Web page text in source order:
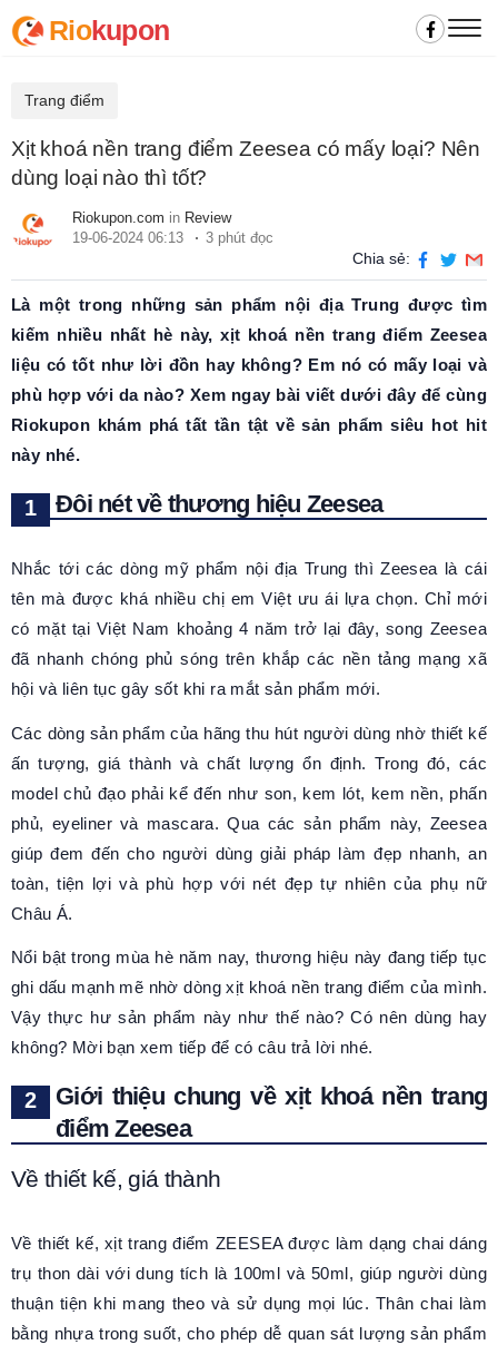
Riokupon
Trang điểm
Xịt khoá nền trang điểm Zeesea có mấy loại? Nên
dùng loại nào thì tốt?
Riokupon.com in Review
19-06-2024 06:13
3 phút đọc
Chia sẻ:
Là một trong những sản phẩm nội địa Trung được tìm
kiếm nhiều nhất hè này, xịt khoá nền trang điểm Zeesea
liệu có tốt như lời đồn hay không? Em nó có mấy loại và
phù hợp với da nào? Xem ngay bài viết dưới đây để cùng
Riokupon khám phá tất tần tật về sản phẩm siêu hot hit
này nhé.
Đôi nét về thương hiệu Zeesea
Nhắc tới các dòng mỹ phẩm nội địa Trung thì Zeesea là cái
tên mà được khá nhiều chị em Việt ưu ái lựa chọn. Chỉ mới
có mặt tại Việt Nam khoảng 4 năm trở lại đây, song Zeesea
đã nhanh chóng phủ sóng trên khắp các nền tảng mạng xã
hội và liên tục gây sốt khi ra mắt sản phẩm mới.
Các dòng sản phẩm của hãng thu hút người dùng nhờ thiết kế
ấn tượng, giá thành và chất lượng ổn định. Trong đó, các
model chủ đạo phải kể đến như son, kem lót, kem nền, phấn
phủ, eyeliner và mascara. Qua các sản phẩm này, Zeesea
giúp đem đến cho người dùng giải pháp làm đẹp nhanh, an
toàn, tiện lợi và phù hợp với nét đẹp tự nhiên của phụ nữ
Châu Á.
Nổi bật trong mùa hè năm nay, thương hiệu này đang tiếp tục
ghi dấu mạnh mẽ nhờ dòng xịt khoá nền trang điểm của mình.
Vậy thực hư sản phẩm này như thế nào? Có nên dùng hay
không? Mời bạn xem tiếp để có câu trả lời nhé.
Giới thiệu chung về xịt khoá nền trang
điểm Zeesea
Về thiết kế, giá thành
Về thiết kế, xịt trang điểm ZEESEA được làm dạng chai dáng
trụ thon dài với dung tích là 100ml và 50ml, giúp người dùng
thuận tiện khi mang theo và sử dụng mọi lúc. Thân chai làm
bằng nhựa trong suốt, cho phép dễ quan sát lượng sản phẩm